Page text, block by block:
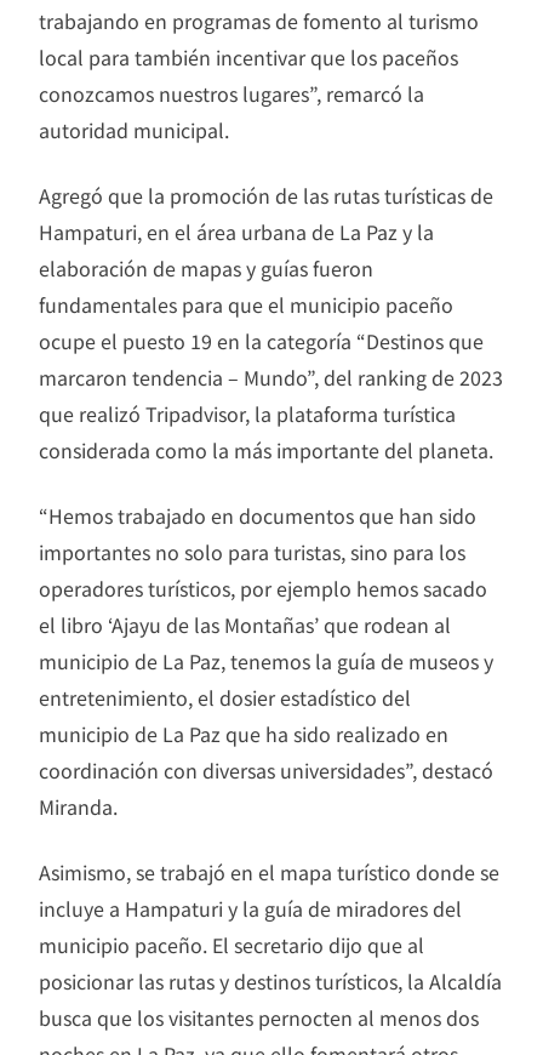
trabajando en programas de fomento al turismo
local para también incentivar que los paceños
conozcamos nuestros lugares”, remarcó la
autoridad municipal.
Agregó que la promoción de las rutas turísticas de
Hampaturi, en el área urbana de La Paz y la
elaboración de mapas y guías fueron
fundamentales para que el municipio paceño
ocupe el puesto 19 en la categoría “Destinos que
marcaron tendencia – Mundo”, del ranking de 2023
que realizó Tripadvisor, la plataforma turística
considerada como la más importante del planeta.
“Hemos trabajado en documentos que han sido
importantes no solo para turistas, sino para los
operadores turísticos, por ejemplo hemos sacado
el libro ‘Ajayu de las Montañas’ que rodean al
municipio de La Paz, tenemos la guía de museos y
entretenimiento, el dosier estadístico del
municipio de La Paz que ha sido realizado en
coordinación con diversas universidades”, destacó
Miranda.
Asimismo, se trabajó en el mapa turístico donde se
incluye a Hampaturi y la guía de miradores del
municipio paceño. El secretario dijo que al
posicionar las rutas y destinos turísticos, la Alcaldía
busca que los visitantes pernocten al menos dos